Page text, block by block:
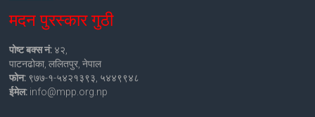
मदन पुरस्कार गुठी
पोष्ट बक्स नं: ४२,
पाटनढोका, ललितपुर, नेपाल
फोन: ९७७-१-५४२१३९३, ५४४९९४८
ईमेल: info@mpp.org.np